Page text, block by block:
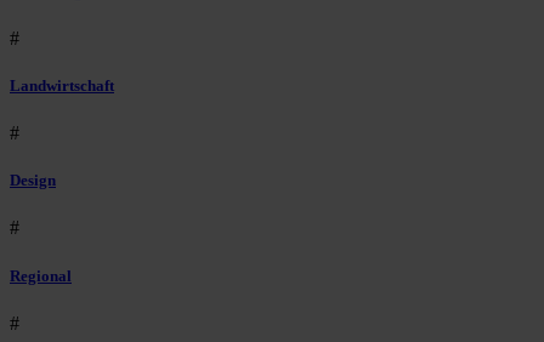
#
Landwirtschaft
#
Design
#
Regional
#